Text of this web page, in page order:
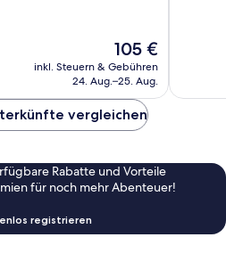
Der
Preis
beträgt
105 €
inkl. Steuern & Gebühren
24. Aug.–25. Aug.
vergleichen
Rabatte und Vorteile
für noch mehr Abenteuer!
registrieren